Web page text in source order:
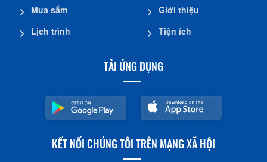
Mua sắm
Lịch trình
Giới thiệu
Tiện ích
TẢI ỨNG DỤNG
KẾT NỐI CHÚNG TÔI TRÊN MẠNG XÃ HỘI